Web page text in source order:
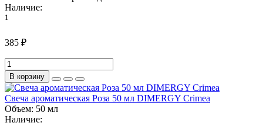
Наличие:
1
385 ₽
В корзину
Свеча ароматическая Роза 50 мл DIMERGY Crimea
Объем: 50 мл
Наличие: